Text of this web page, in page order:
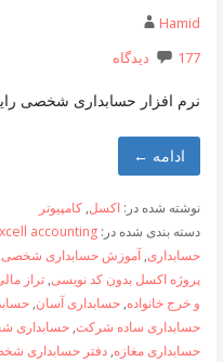
Hamid
177 دیدگاه
نرم افزار حسابداری شخصی
ادامه ←
نوشته شده در: اکسل, کامپیوتر
دسته بندی شده در: accounting
حسابداری,آموزش حسابداری شخصی,
پروژه اکسل بدون کد نویسی, تراز
و خرج خانواده, حسابداری آسان,
حسابداری ساده شرکت, حسابداری
حسابداری مغازه, دفتر حسابداری